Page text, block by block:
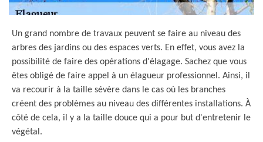
Un grand nombre de travaux peuvent se faire au niveau des
arbres des jardins ou des espaces verts. En effet, vous avez la
possibilité de faire des opérations d'élagage. Sachez que vous
êtes obligé de faire appel à un élagueur professionnel. Ainsi, il
va recourir à la taille sévère dans le cas où les branches
créent des problèmes au niveau des différentes installations. À
côté de cela, il y a la taille douce qui a pour but d'entretenir le
végétal.